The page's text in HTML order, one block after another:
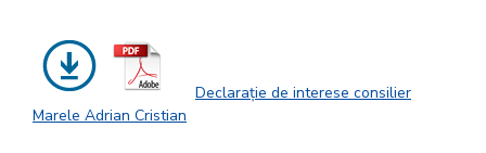
Declarație de interese consilier
Marele Adrian Cristian